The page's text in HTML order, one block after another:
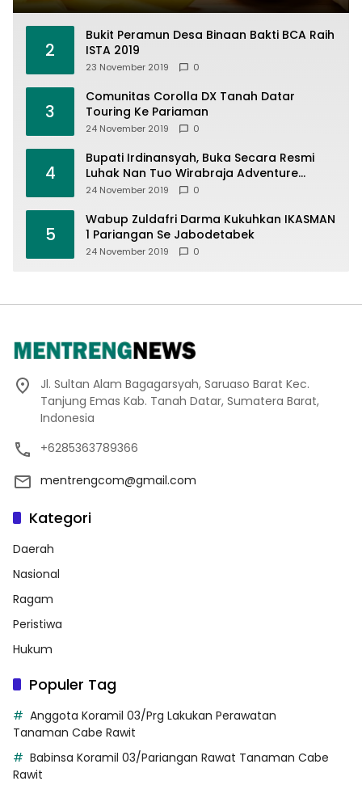
2
Bukit Peramun Desa Binaan Bakti BCA Raih
ISTA 2019
23 November 2019 0
3
Comunitas Corolla DX Tanah Datar
Touring Ke Pariaman
24 November 2019 0
4
Bupati Irdinansyah, Buka Secara Resmi
Luhak Nan Tuo Wirabraja Adventure
Offroad 2019
24 November 2019 0
5
Wabup Zuldafri Darma Kukuhkan IKASMAN
1 Pariangan Se Jabodetabek
24 November 2019 0
Jl. Sultan Alam Bagagarsyah, Saruaso Barat Kec.
Tanjung Emas Kab. Tanah Datar, Sumatera Barat,
Indonesia
+6285363789366
mentrengcom@gmail.com
Kategori
Daerah
Nasional
Ragam
Peristiwa
Hukum
Populer Tag
Anggota Koramil 03/Prg Lakukan Perawatan
Tanaman Cabe Rawit
Babinsa Koramil 03/Pariangan Rawat Tanaman Cabe
Rawit